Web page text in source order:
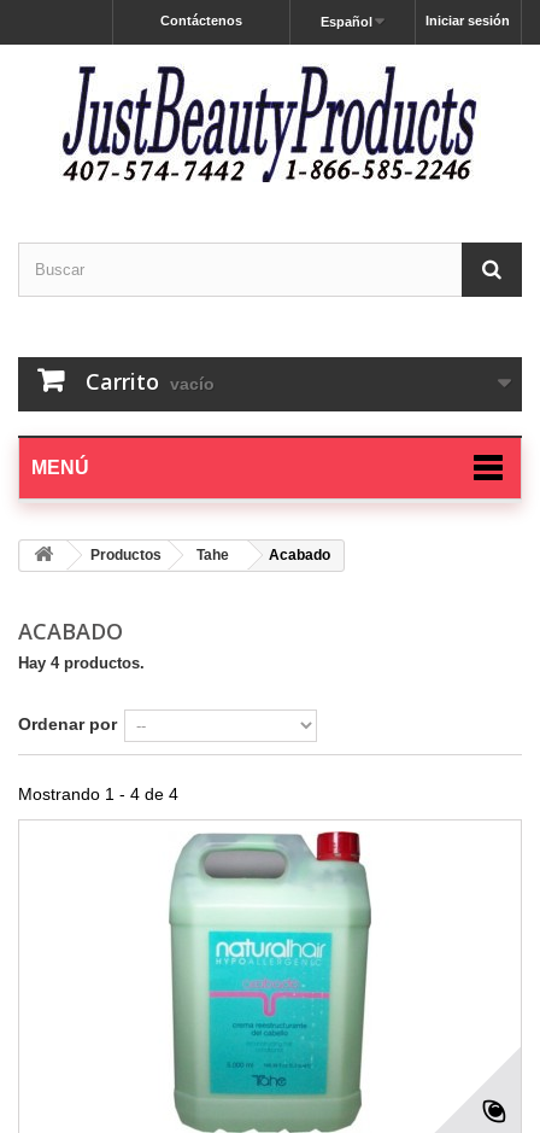
Iniciar sesión
Español
Contáctenos
Carrito vacío
MENÚ
Productos Tahe Acabado
ACABADO
Hay 4 productos.
Ordenar por
Mostrando 1 - 4 de 4